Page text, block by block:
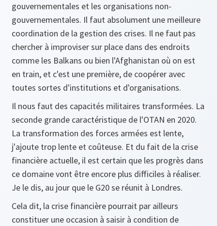
gouvernementales et les organisations non-
gouvernementales. Il faut absolument une meilleure
coordination de la gestion des crises. Il ne faut pas
chercher à improviser sur place dans des endroits
comme les Balkans ou bien l'Afghanistan où on est
en train, et c'est une première, de coopérer avec
toutes sortes d'institutions et d'organisations.
Il nous faut des capacités militaires transformées. La
seconde grande caractéristique de l'OTAN en 2020.
La transformation des forces armées est lente,
j'ajoute trop lente et coûteuse. Et du fait de la crise
financière actuelle, il est certain que les progrès dans
ce domaine vont être encore plus difficiles à réaliser.
Je le dis, au jour que le G20 se réunit à Londres.
Cela dit, la crise financière pourrait par ailleurs
constituer une occasion à saisir à condition de